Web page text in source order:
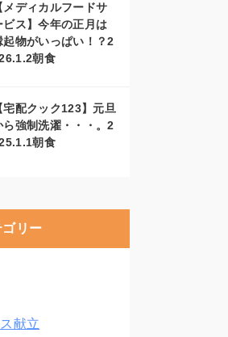
メディカルフードサ
ビス】今年の正月は
起物がいっぱい！？2
朝食
宅配クック123】元旦
ら強制洗濯・・・。2
朝食
ゴリー
献立